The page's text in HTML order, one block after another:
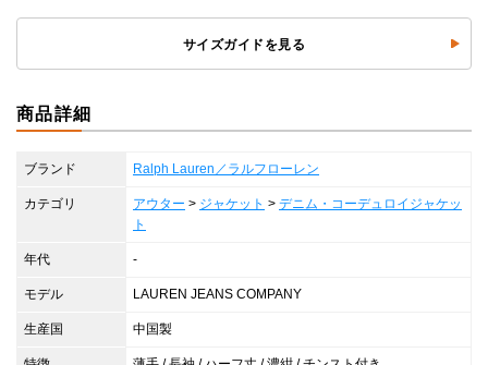
サイズガイドを見る
商品詳細
ブランド Ralph Lauren／ラルフローレン
カテゴリ アウター > ジャケット > デニム・コーデュロイジャケッ
ト
年代 -
モデル LAUREN JEANS COMPANY
生産国 中国製